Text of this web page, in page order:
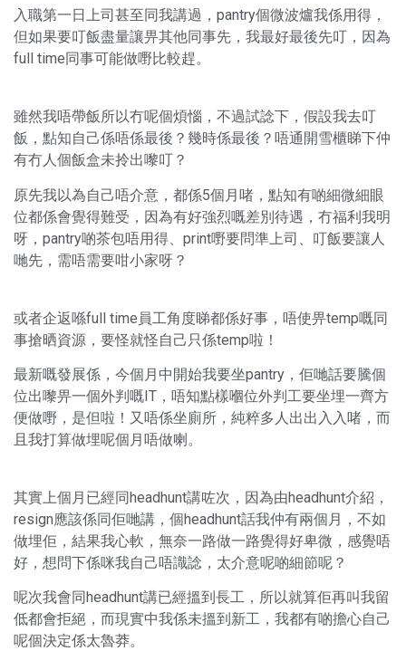
入職第一日上司甚至同我講過，pantry個微波爐我係用得，
但如果要叮飯盡量讓畀其他同事先，我最好最後先叮，因為
full time同事可能做嘢比較趕。
雖然我唔帶飯所以冇呢個煩惱，不過試諗下，假設我去叮
飯，點知自己係唔係最後？幾時係最後？唔通開雪櫃睇下仲
有冇人個飯盒未拎出嚟叮？
原先我以為自己唔介意，都係5個月啫，點知有啲細微細眼
位都係會覺得難受，因為有好強烈嘅差別待遇，冇福利我明
呀，pantry啲茶包唔用得、print嘢要問準上司、叮飯要讓人
哋先，需唔需要咁小家呀？
或者企返喺full time員工角度睇都係好事，唔使畀temp嘅同
事搶晒資源，要怪就怪自己只係temp啦！
最新嘅發展係，今個月中開始我要坐pantry，佢哋話要騰個
位出嚟畀一個外判嘅IT，唔知點樣嗰位外判工要坐埋一齊方
便做嘢，是但啦！又唔係坐廁所，純粹多人出出入入啫，而
且我打算做埋呢個月唔做喇。
其實上個月已經同headhunt講咗次，因為由headhunt介紹，
resign應該係同佢哋講，個headhunt話我仲有兩個月，不如
做埋佢，結果我心軟，無奈一路做一路覺得好卑微，感覺唔
好，想問下係咪我自己唔識諗，太介意呢啲細節呢？
呢次我會同headhunt講已經搵到長工，所以就算佢再叫我留
低都會拒絕，而現實中我係未搵到新工，我都有啲擔心自己
呢個決定係太魯莽。